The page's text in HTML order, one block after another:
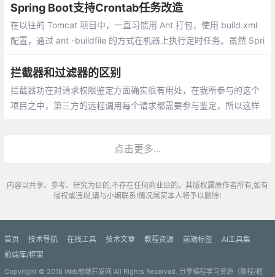
我们更深入了解HashMap，下面是它们的介绍：
Spring Boot支持Crontab任务改造
在以往的 Tomcat 项目中，一直习惯用 Ant 打包，使用 build.xml
配置，通过 ant -buildfile 的方式在机器上执行定时任务。虽然 Spri
拦截器和过滤器的区别
拦截器功在对请求权限鉴定方面确实很有用处，在我所参与的这个
项目之中，第三方的远程调用每个请求都需要参与鉴定，所以这样
点击更多...
内容以共享、参考、研究为目的,不存在任何商业目的。其版权属原作者所有,如有
侵权或违规,请与小编联系!情况属实本人将予以删除!
首页 技术导航 在线工具 技术文章 教程资源 前端标签
AI工具集
前端库/框架